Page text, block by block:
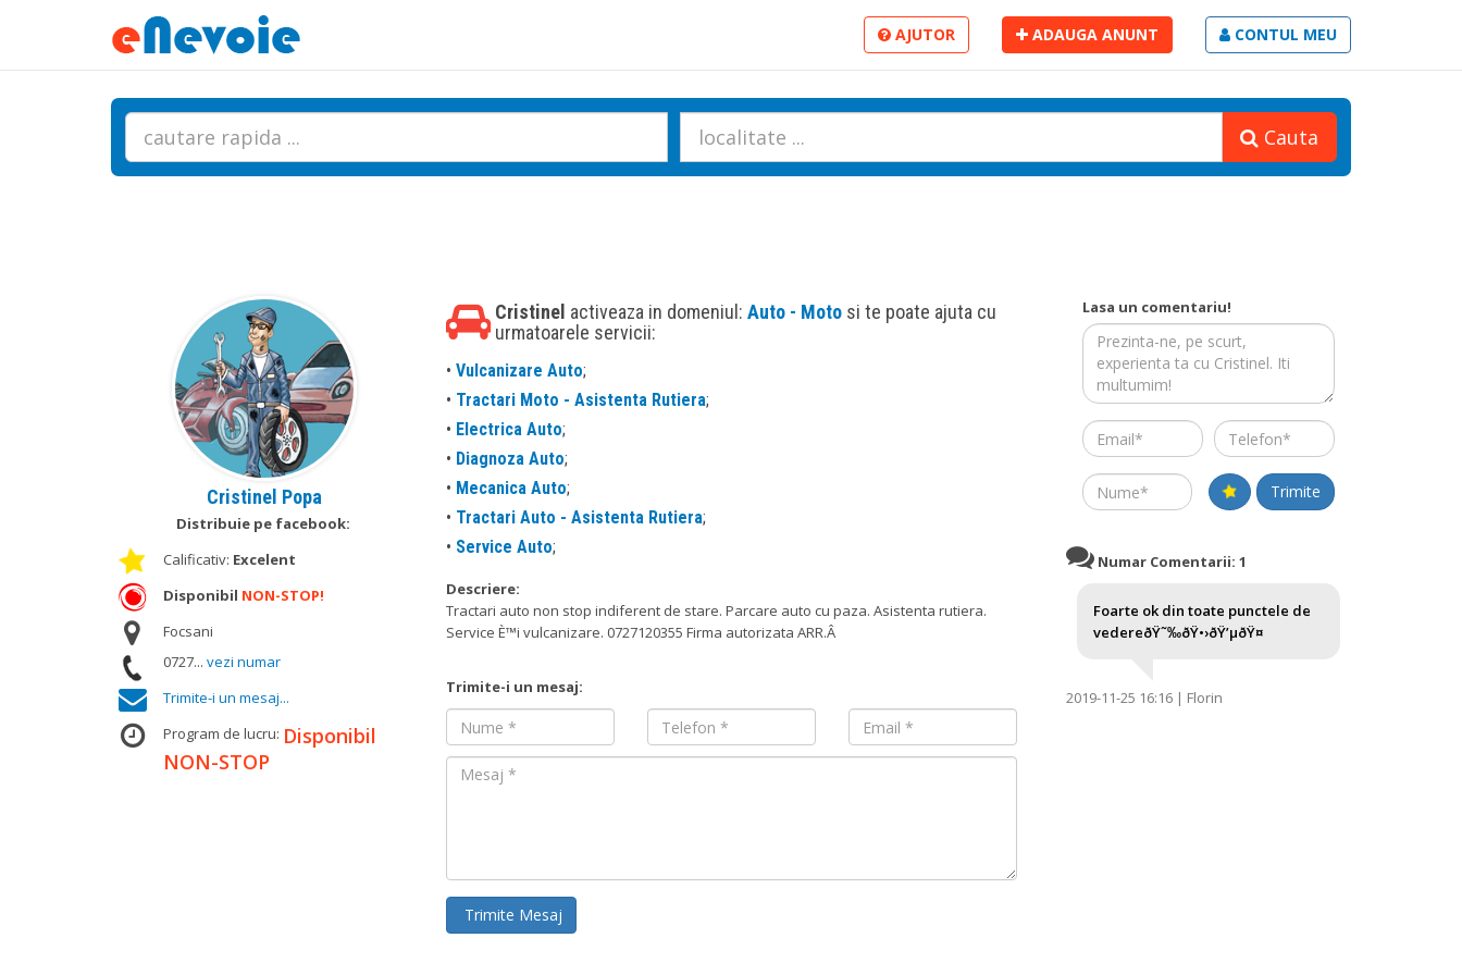
AJUTOR ADAUGA ANUNT CONTUL MEU
Cauta
Cristinel Popa
Distribuie pe facebook:
Calificativ: Excelent
Disponibil NON-STOP!
Focsani
0727... vezi numar
Trimite-i un mesaj...
Program de lucru: Disponibil
NON-STOP
Cristinel activeaza in domeniul: Auto - Moto si te poate ajuta cu
urmatoarele servicii:
• Vulcanizare Auto;
• Tractari Moto - Asistenta Rutiera;
• Electrica Auto;
• Diagnoza Auto;
• Mecanica Auto;
• Tractari Auto - Asistenta Rutiera;
• Service Auto;
Descriere:
Tractari auto non stop indiferent de stare. Parcare auto cu paza. Asistenta rutiera.
Service È™i vulcanizare. 0727120355 Firma autorizata ARR.Â
Trimite-i un mesaj:
Nume
Nume Email
Mesaj
Trimite Mesaj
Lasa un comentariu!
Email Telefon
Name Trimite
Numar Comentarii: 1
Foarte ok din toate punctele de
vedereðŸ˜‰ðŸ•›ðŸ’µðŸ¤
2019-11-25 16:16 | Florin